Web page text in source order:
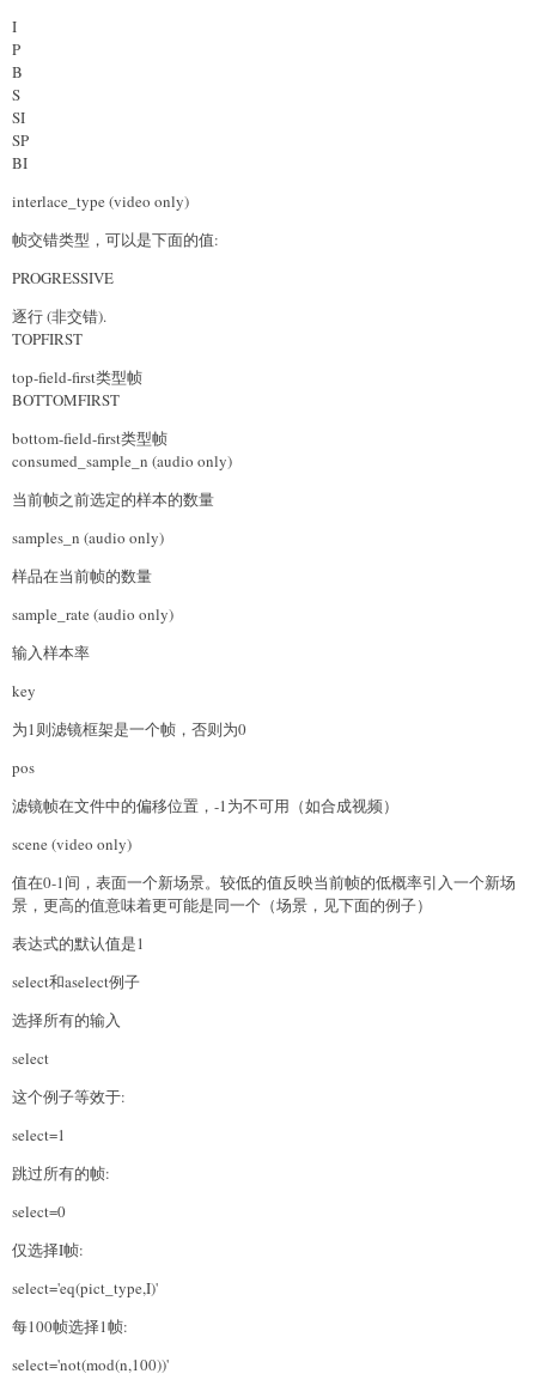
I
P
B
S
SI
SP
BI
interlace_type (video only)
帧交错类型，可以是下面的值:
PROGRESSIVE
逐行 (非交错).
TOPFIRST
top-field-first类型帧
BOTTOMFIRST
bottom-field-first类型帧
consumed_sample_n (audio only)
当前帧之前选定的样本的数量
samples_n (audio only)
样品在当前帧的数量
sample_rate (audio only)
输入样本率
key
为1则滤镜框架是一个帧，否则为0
pos
滤镜帧在文件中的偏移位置，-1为不可用（如合成视频）
scene (video only)
值在0-1间，表面一个新场景。较低的值反映当前帧的低概率引入一个新场
景，更高的值意味着更可能是同一个（场景，见下面的例子）
表达式的默认值是1
select和aselect例子
选择所有的输入
select
这个例子等效于:
select=1
跳过所有的帧:
select=0
仅选择I帧:
select='eq(pict_type,I)'
每100帧选择1帧:
select='not(mod(n,100))'